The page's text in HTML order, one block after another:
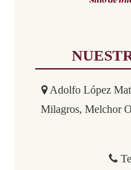
Adolfo López
Milagros, Melchor